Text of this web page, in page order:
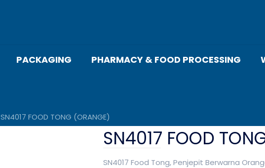
PACKAGING PHARMACY & FOOD PROCESSING
SN4017 FOOD TONG (ORANGE)
SN4017 FOOD
SN4017 Food Tong, Penjepit Berwarna